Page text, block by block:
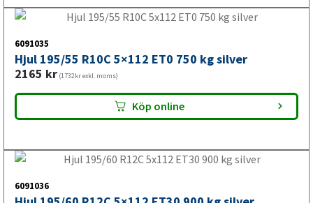
6091035
Hjul 195/55 R10C 5×112 ET0 750 kg silver
2165 kr (1732kr exkl. moms)
Köp online
6091036